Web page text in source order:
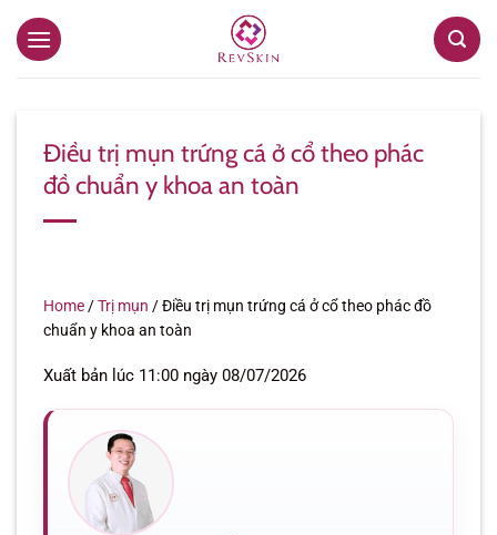
qua
Điều trị mụn trứng cá ở cổ theo phác
đồ chuẩn y khoa an toàn
Home /Trị mụn /Điều trị mụn trứng cá ở cổ theo phác đồ
chuẩn y khoa an toàn
Xuất bản lúc 11:00 ngày 08/07/2026